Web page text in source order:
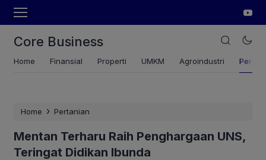
Core Business
Home Finansial Properti UMKM Agroindustri
Home › Pertanian
Mentan Terharu Raih Penghargaan UNS,
Teringat Didikan Ibunda